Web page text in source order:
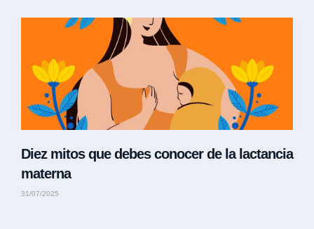
Diez mitos que debes conocer de la lactancia
materna
31/07/2025